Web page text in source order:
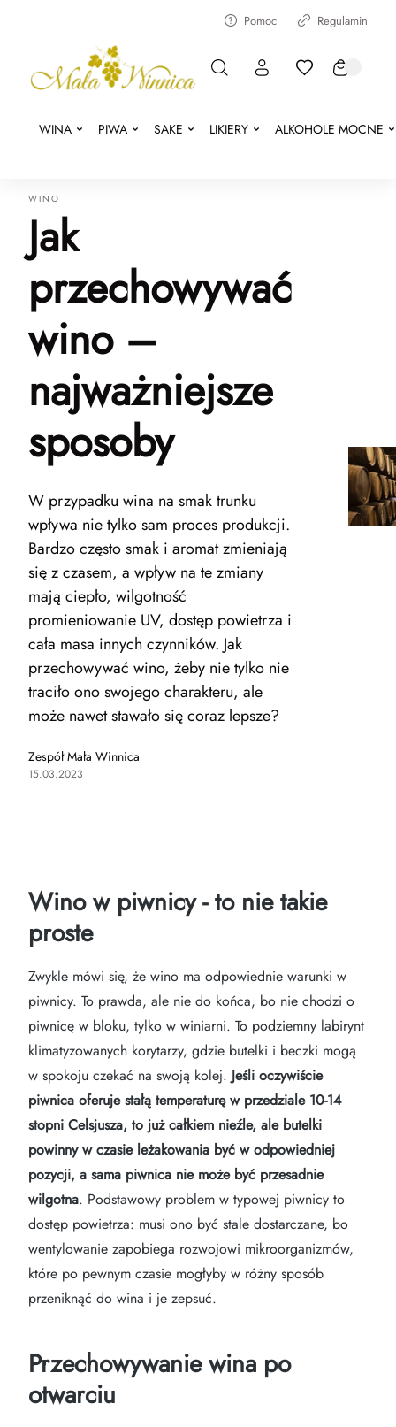
Pomoc Regulamin
WINA PIWA SAKE LIKIERY ALKOHOLE MOCNE
WINO
Jak
przechowywać
wino –
najważniejsze
sposoby
W przypadku wina na smak trunku
wpływa nie tylko sam proces produkcji.
Bardzo często smak i aromat zmieniają
się z czasem, a wpływ na te zmiany
mają ciepło, wilgotność
promieniowanie UV, dostęp powietrza i
cała masa innych czynników. Jak
przechowywać wino, żeby nie tylko nie
traciło ono swojego charakteru, ale
może nawet stawało się coraz lepsze?
Zespół Mała Winnica
15.03.2023
Wino w piwnicy - to nie takie
proste
Zwykle mówi się, że wino ma odpowiednie warunki w
piwnicy. To prawda, ale nie do końca, bo nie chodzi o
piwnicę w bloku, tylko w winiarni. To podziemny labirynt
klimatyzowanych korytarzy, gdzie butelki i beczki mogą
w spokoju czekać na swoją kolej. Jeśli oczywiście
piwnica oferuje stałą temperaturę w przedziale 10-14
stopni Celsjusza, to już całkiem nieźle, ale butelki
powinny w czasie leżakowania być w odpowiedniej
pozycji, a sama piwnica nie może być przesadnie
wilgotna. Podstawowy problem w typowej piwnicy to
dostęp powietrza: musi ono być stale dostarczane, bo
wentylowanie zapobiega rozwojowi mikroorganizmów,
które po pewnym czasie mogłyby w różny sposób
przeniknąć do wina i je zepsuć.
Przechowywanie wina po
otwarciu